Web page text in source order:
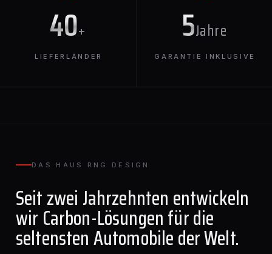
40+
LIEFERLÄNDER
5Jahre
GARANTIE INKLUSIVE
DAS HAUS RNG DESIGN
Seit zwei Jahrzehnten entwickeln
wir Carbon-Lösungen für die
seltensten Automobile der Welt.